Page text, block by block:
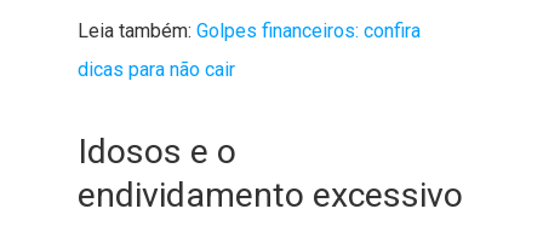
Leia também: Golpes financeiros: confira
dicas para não cair
Idosos e o
endividamento excessivo